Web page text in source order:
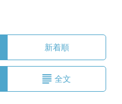
新着順
全文